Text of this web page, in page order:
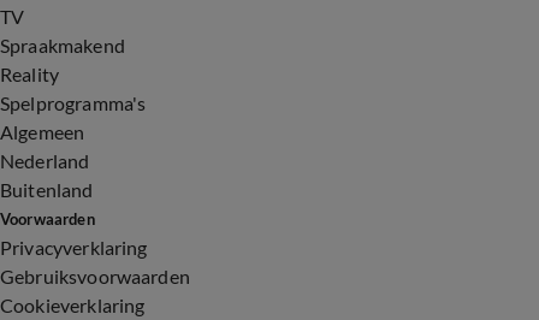
TV
Spraakmakend
Reality
Spelprogramma's
Algemeen
Nederland
Buitenland
Voorwaarden
Privacyverklaring
Gebruiksvoorwaarden
Cookieverklaring